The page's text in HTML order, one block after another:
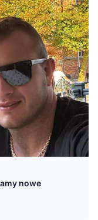
nowe